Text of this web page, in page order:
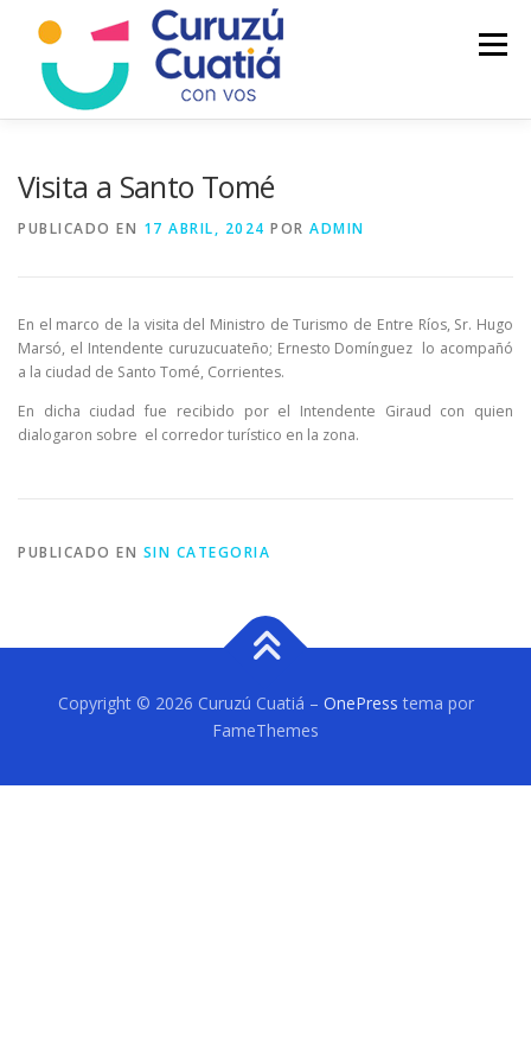
contenido
Menú
Visita a Santo Tomé
PUBLICADO EN 17 ABRIL, 2024 POR ADMIN
En el marco de la visita del Ministro de Turismo de Entre Ríos, Sr. Hugo
Marsó, el Intendente curuzucuateño; Ernesto Domínguez lo acompañó
a la ciudad de Santo Tomé, Corrientes.
En dicha ciudad fue recibido por el Intendente Giraud con quien
dialogaron sobre el corredor turístico en la zona.
PUBLICADO EN SIN CATEGORIA
Copyright © 2026 Curuzú Cuatiá – OnePress tema por
FameThemes